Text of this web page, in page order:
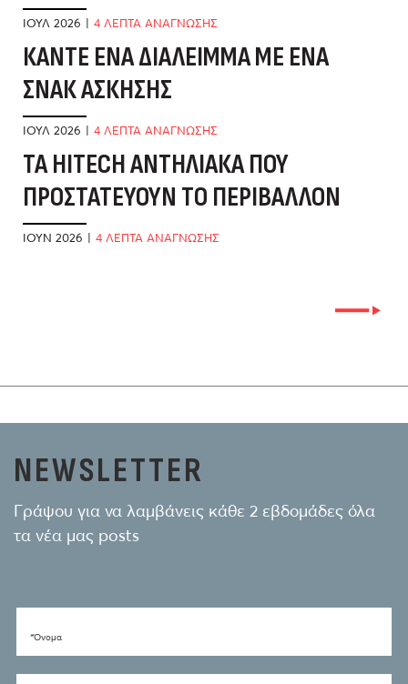
ΙΟΎΛ 2026 | 4 ΛΕΠΤΑ ΑΝΑΓΝΩΣΗΣ
ΚΆΝΤΕ ΈΝΑ ΔΙΆΛΕΙΜΜΑ ΜΕ ΈΝΑ
ΣΝΑΚ ΆΣΚΗΣΗΣ
ΙΟΎΛ 2026 | 4 ΛΕΠΤΑ ΑΝΑΓΝΩΣΗΣ
ΤΑ HITECH ΑΝΤΗΛΙΑΚΆ ΠΟΥ
ΠΡΟΣΤΑΤΕΎΟΥΝ ΤΟ ΠΕΡΙΒΆΛΛΟΝ
ΙΟΎΝ 2026 | 4 ΛΕΠΤΑ ΑΝΑΓΝΩΣΗΣ
NEWSLETTER
Γράψου για να λαμβάνεις κάθε 2 εβδομάδες όλα
τα νέα μας posts
*Όνομα